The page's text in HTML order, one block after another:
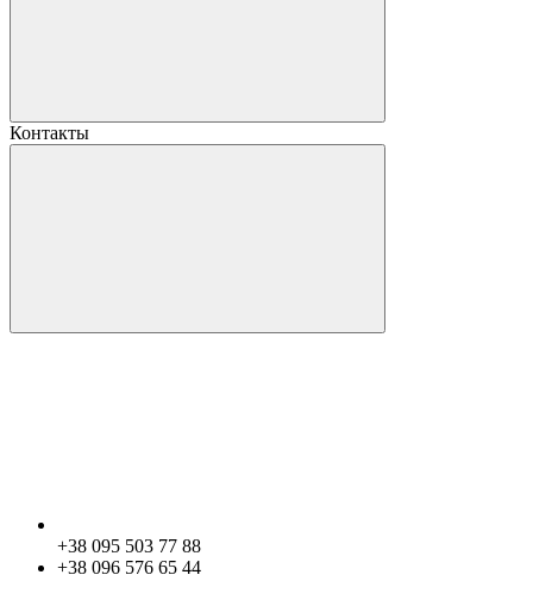
Контакты
+38 095 503 77 88
+38 096 576 65 44